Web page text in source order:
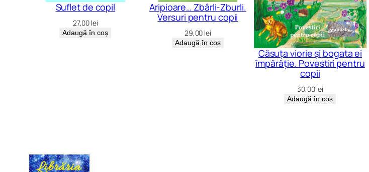
Suflet de copil
27,00 lei
Adaugă în coș
Aripioare… Zbârli-Zburli.
Versuri pentru copii
29,00 lei
Adaugă în coș
Căsuța viorie și bogata ei
împărăție. Povestiri pentru
copii
30,00lei
Adaugă în coș